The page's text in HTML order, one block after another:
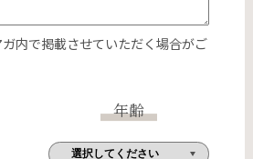
内で掲載させていただく場合がご
年齢